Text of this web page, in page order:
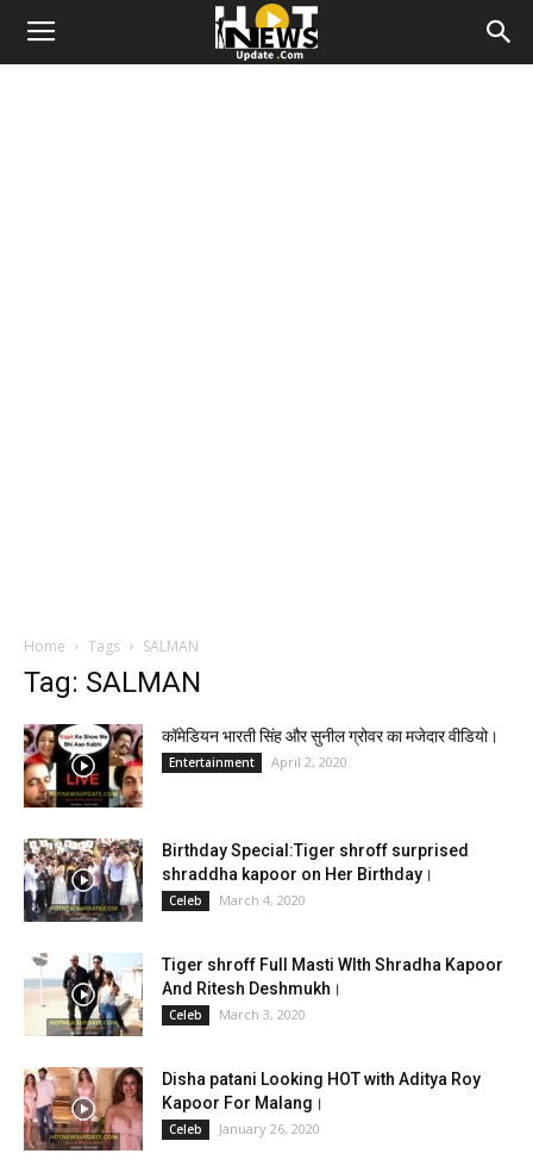
Home Tags SALMAN
Tag: SALMAN
कॉमेडियन भारती सिंह और सुनील ग्रोवर का मजेदार वीडियो।
Entertainment April 2, 2020
Birthday Special:Tiger shroff surprised
shraddha kapoor on Her Birthday।
Celeb March 4, 2020
Tiger shroff Full Masti WIth Shradha Kapoor
And Ritesh Deshmukh।
Celeb March 3, 2020
Disha patani Looking HOT with Aditya Roy
Kapoor For Malang।
Celeb January 26, 2020